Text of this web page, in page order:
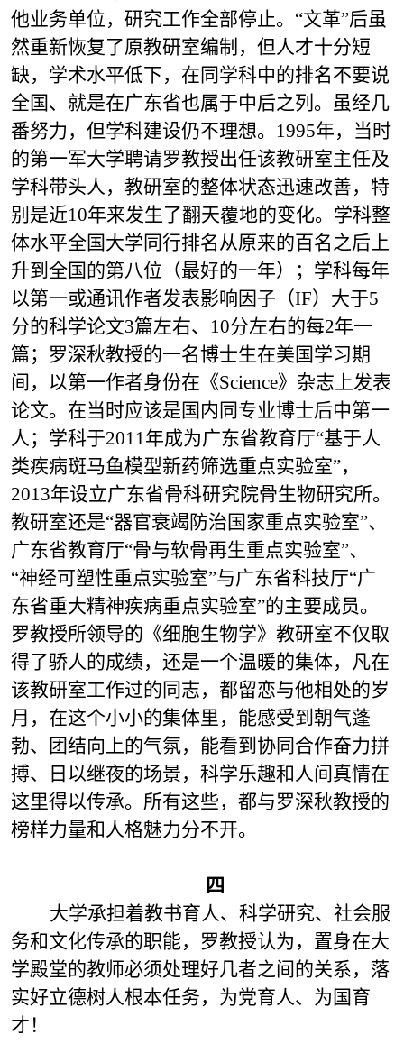
他业务单位，研究工作全部停止。“文革”后虽
然重新恢复了原教研室编制，但人才十分短
缺，学术水平低下，在同学科中的排名不要说
全国、就是在广东省也属于中后之列。虽经几
番努力，但学科建设仍不理想。 1995年，当时
的第一军大学聘请罗教授出任该教研室主任及
学科带头人，教研室的整体状态迅速改善，特
别是近10年来发生了翻天覆地的变化。学科整
体水平全国大学同行排名从原来的百名之后上
升到全国的第八位（最好的一年）；学科每年
以第一或通讯作者发表影响因子（IF）大于5
分的科学论文3篇左右、 10分左右的每2年一
篇；罗深秋教授的一名博士生在美国学习期
间，以第一作者身份在《Science》杂志上发表
论文。在当时应该是国内同专业博士后中第一
人；学科于2011年成为广东省教育厅“基于人
类疾病斑马鱼模型新药筛选重点实验室”，
2013年设立广东省骨科研究院骨生物研究所。
教研室还是“器官衰竭防治国家重点实验室”、
广东省教育厅“骨与软骨再生重点实验室”、
“神经可塑性重点实验室”与广东省科技厅“广
东省重大精神疾病重点实验室”的主要成员。
罗教授所领导的《细胞生物学》教研室不仅取
得了骄人的成绩，还是一个温暖的集体，凡在
该教研室工作过的同志，都留恋与他相处的岁
月，在这个小小的集体里，能感受到朝气蓬
勃、团结向上的气氛，能看到协同合作奋力拼
搏、日以继夜的场景，科学乐趣和人间真情在
这里得以传承。所有这些，都与罗深秋教授的
榜样力量和人格魅力分不开。
四
大学承担着教书育人、科学研究、社会服
务和文化传承的职能，罗教授认为，置身在大
学殿堂的教师必须处理好几者之间的关系，落
实好立德树人根本任务，为党育人、为国育
才！